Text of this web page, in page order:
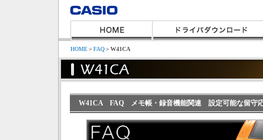
HOME＞FAQ＞W41CA
W41CA FAQ メモ帳・録音機能関連 設定可能な留守